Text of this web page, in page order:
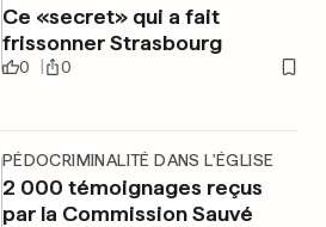
Ce «secret» qui a fait
frissonner Strasbourg
0 0
PÉDOCRIMINALITÉ DANS L'ÉGLISE
2 000 témoignages reçus
par la Commission Sauvé